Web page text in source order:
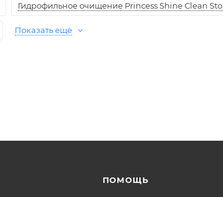
Гидрофильное очищение Princess Shine Clean
Показать еще
ПОМОЩЬ